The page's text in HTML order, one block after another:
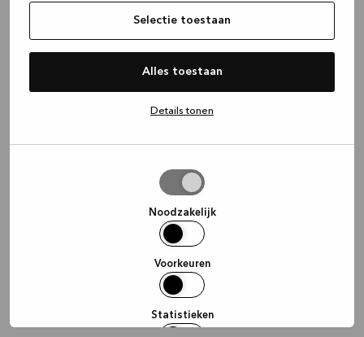
Selectie toestaan
Alles toestaan
Details tonen
Noodzakelijk
Voorkeuren
Statistieken